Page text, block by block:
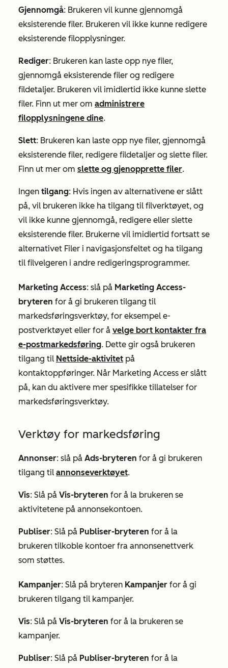
Gjennomgå: Brukeren vil kunne gjennomgå
eksisterende filer. Brukeren vil ikke kunne redigere
eksisterende filopplysninger.
Rediger: Brukeren kan laste opp nye filer,
gjennomgå eksisterende filer og redigere
fildetaljer. Brukeren vil imidlertid ikke kunne slette
filer. Finn ut mer om administrere
filopplysningene dine.
Slett: Brukeren kan laste opp nye filer, gjennomgå
eksisterende filer, redigere fildetaljer og slette filer.
Finn ut mer om slette og gjenopprette filer.
Ingen tilgang: Hvis ingen av alternativene er slått
på, vil brukeren ikke ha tilgang til filverktøyet, og
vil ikke kunne gjennomgå, redigere eller slette
eksisterende filer. Brukerne vil imidlertid fortsatt se
alternativet Filer i navigasjonsfeltet og ha tilgang
til filvelgeren i andre redigeringsprogrammer.
Marketing Access: slå på Marketing Access-
bryteren for å gi brukeren tilgang til
markedsføringsverktøy, for eksempel e-
postverktøyet eller for å velge bort kontakter fra
e-postmarkedsføring. Dette gir også brukeren
tilgang til Nettside-aktivitet på
kontaktoppføringer. Når Marketing Access er slått
på, kan du aktivere mer spesifikke tillatelser for
markedsføringsverktøy.
Verktøy for markedsføring
Annonser: slå på Ads-bryteren for å gi brukeren
tilgang til annonseverktøyet.
Vis: Slå på Vis-bryteren for å la brukeren se
aktivitetene på annonsekontoen.
Publiser: Slå på Publiser-bryteren for å la
brukeren tilkoble kontoer fra annonsenettverk
som støttes.
Kampanjer: Slå på bryteren Kampanjer for å gi
brukeren tilgang til kampanjer.
Vis: Slå på Vis-bryteren for å la brukeren se
kampanjer.
Publiser: Slå på Publiser-bryteren for å la